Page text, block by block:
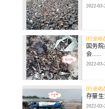
2022-03-
[行业动
国务
会......
2022-03-
[行业动
存量
2022-03-